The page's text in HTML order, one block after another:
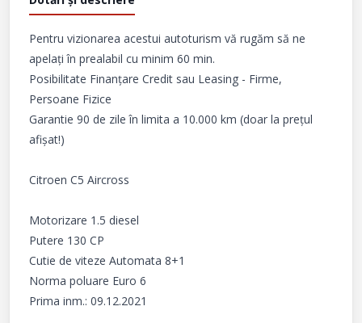
Pentru vizionarea acestui autoturism vă rugăm să ne
apelați în prealabil cu minim 60 min.
Posibilitate Finanțare Credit sau Leasing - Firme,
Persoane Fizice
Garantie 90 de zile în limita a 10.000 km (doar la prețul
afișat!)
Citroen C5 Aircross
Motorizare 1.5 diesel
Putere 130 CP
Cutie de viteze Automata 8+1
Norma poluare Euro 6
Prima inm.: 09.12.2021